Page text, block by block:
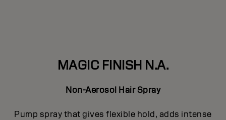
MAGIC FINISH N.A.
Non-Aerosol Hair Spray
Pump spray that gives flexible hold, adds intense